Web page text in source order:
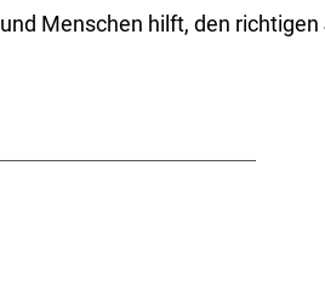
Menschen hilft, den richtigen